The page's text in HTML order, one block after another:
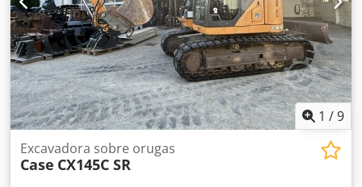
1 /9
Excavadora sobre orugas
Case CX145C SR